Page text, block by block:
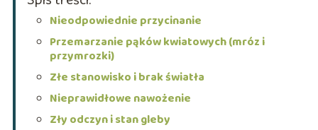
Nieodpowiednie przycinanie
Przemarzanie pąków kwiatowych (mróz i
przymrozki)
Złe stanowisko i brak światła
Nieprawidłowe nawożenie
Zły odczyn i stan gleby